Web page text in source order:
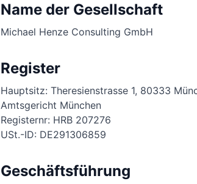
Name der Gesellschaft
Michael Henze Consulting GmbH
Register
Hauptsitz: Theresienstrasse 1, 80333
Amtsgericht München
Registernr: HRB 207276
USt.-ID: DE291306859
Geschäftsführung